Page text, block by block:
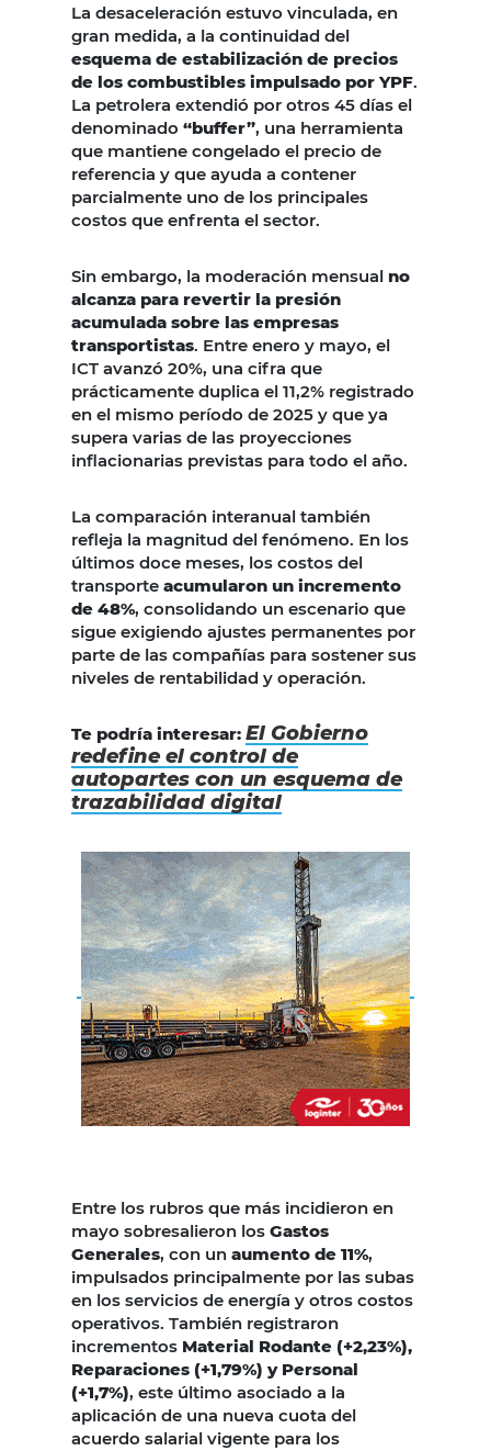
La desaceleración estuvo vinculada, en
gran medida, a la continuidad del
esquema de estabilización de precios
de los combustibles impulsado por YPF.
La petrolera extendió por otros 45 días el
denominado “buffer”, una herramienta
que mantiene congelado el precio de
referencia y que ayuda a contener
parcialmente uno de los principales
costos que enfrenta el sector.
Sin embargo, la moderación mensual no
alcanza para revertir la presión
acumulada sobre las empresas
transportistas. Entre enero y mayo, el
ICT avanzó 20%, una cifra que
prácticamente duplica el 11,2% registrado
en el mismo período de 2025 y que ya
supera varias de las proyecciones
inflacionarias previstas para todo el año.
La comparación interanual también
refleja la magnitud del fenómeno. En los
últimos doce meses, los costos del
transporte acumularon un incremento
de 48%, consolidando un escenario que
sigue exigiendo ajustes permanentes por
parte de las compañías para sostener sus
niveles de rentabilidad y operación.
Te podría interesar: El Gobierno
redefine el control de
autopartes con un esquema de
trazabilidad digital
Entre los rubros que más incidieron en
mayo sobresalieron los Gastos
Generales, con un aumento de 11%,
impulsados principalmente por las subas
en los servicios de energía y otros costos
operativos. También registraron
incrementos Material Rodante (+2,23%),
Reparaciones (+1,79%) y Personal
(+1,7%), este último asociado a la
aplicación de una nueva cuota del
acuerdo salarial vigente para los